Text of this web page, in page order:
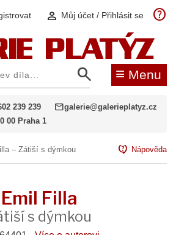
person Můj účet / Přihlásit se help
search ≡ Menu
239 239 mailgalerie@galerieplatyz.cz
00 Praha 1
– Zátiší s dýmkou contact_support Nápověda
Emil Filla
s dýmkou